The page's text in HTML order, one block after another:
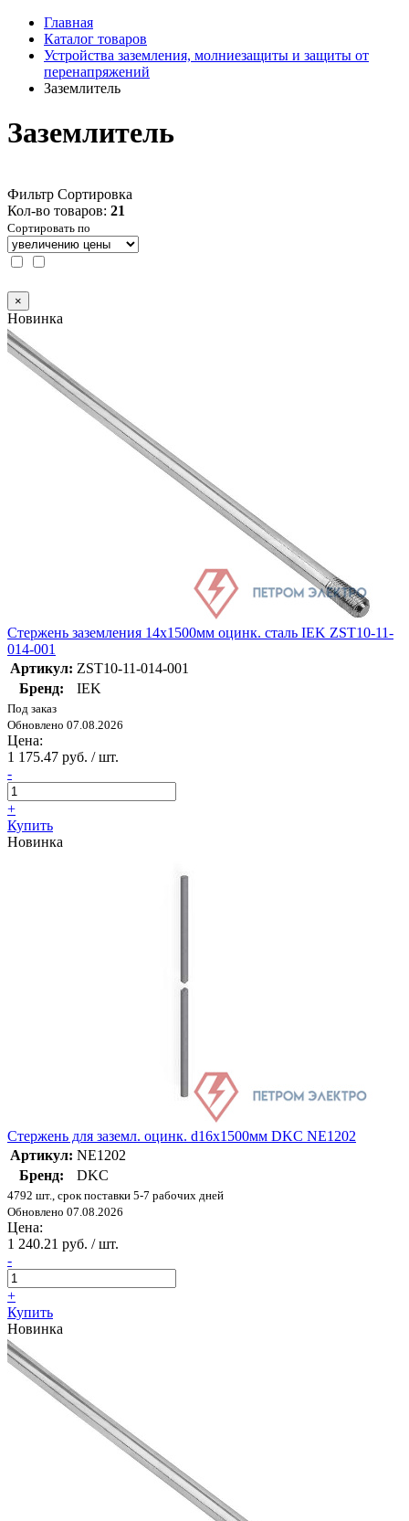
Главная
Каталог товаров
Устройства заземления, молниезащиты и защиты от
перенапряжений
Заземлитель
Заземлитель
Фильтр Сортировка
Кол-во товаров: 21
Сортировать по
×
Новинка
Стержень заземления 14х1500мм оцинк. сталь IEK ZST10-11-
014-001
Артикул: ZST10-11-014-001
Бренд:
IEK
Под заказ
Обновлено 07.08.2026
Цена:
1 175.47 руб. / шт.
-
+
Купить
Новинка
Стержень для заземл. оцинк. d16х1500мм DKC NE1202
Артикул: NE1202
Бренд:
DKC
4792 шт., срок поставки 5-7 рабочих дней
Обновлено 07.08.2026
Цена:
1 240.21 руб. / шт.
-
+
Купить
Новинка